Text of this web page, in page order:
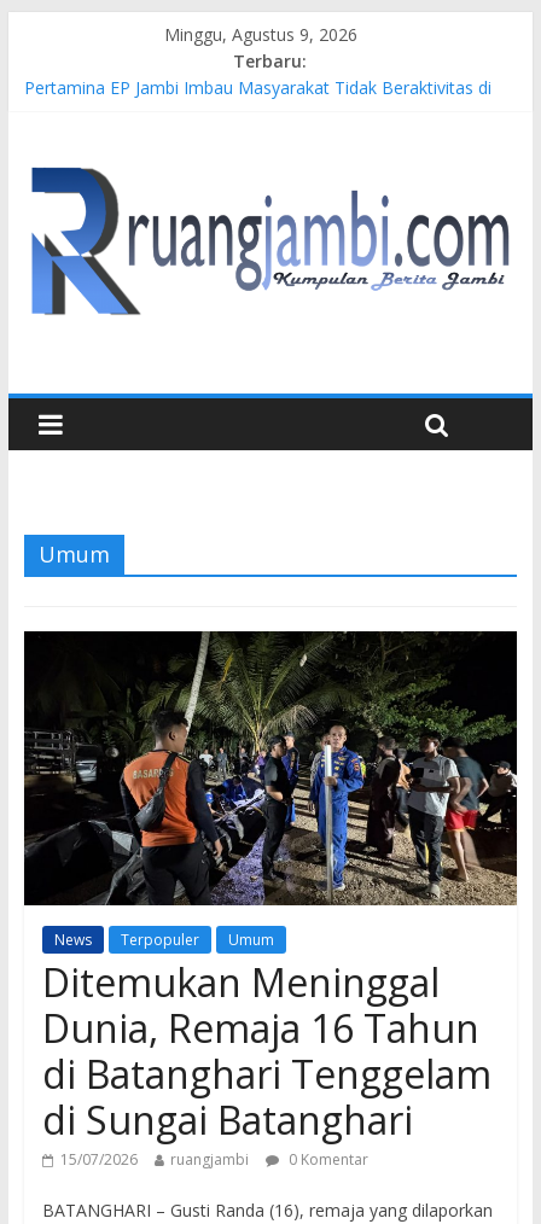
Minggu, Agustus 9, 2026
Terbaru:
Pertamina EP Jambi Imbau Masyarakat Tidak Beraktivitas di
Didampingi Pengacara Chris Januardi
Hj. Hesti Haris Dorong Lahirnya Wirausaha Muda Melalui
Pelatihan Batik Kontemporer PKW
Siap Dukung Kegiatan Hulu Migas, Kapolda Jambi Kunjungi
FSO 115
Gubernur Al Haris Buka Turnamen Tenis Antar Alumni
Umum
News Terpopuler Umum
Ditemukan Meninggal
Dunia, Remaja 16 Tahun
di Batanghari Tenggelam
di Sungai Batanghari
15/07/2026 ruangjambi 0 Komentar
BATANGHARI – Gusti Randa (16), remaja yang dilaporkan